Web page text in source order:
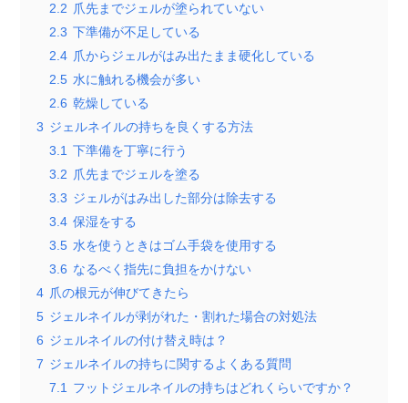
2.2 爪先までジェルが塗られていない
2.3 下準備が不足している
2.4 爪からジェルがはみ出たまま硬化している
2.5 水に触れる機会が多い
2.6 乾燥している
3 ジェルネイルの持ちを良くする方法
3.1
下準備を丁寧に行う
3.2 爪先までジェルを塗る
3.3 ジェルがはみ出した部分は除去する
3.4 保湿をする
3.5 水を使うときはゴム手袋を使用する
3.6 なるべく指先に負担をかけない
4 爪の根元が伸びてきたら
5 ジェルネイルが剥がれた・割れた場合の対処法
6 ジェルネイルの付け替え時は？
7 ジェルネイルの持ちに関するよくある質問
7.1
フットジェルネイルの持ちはどれくらいですか？